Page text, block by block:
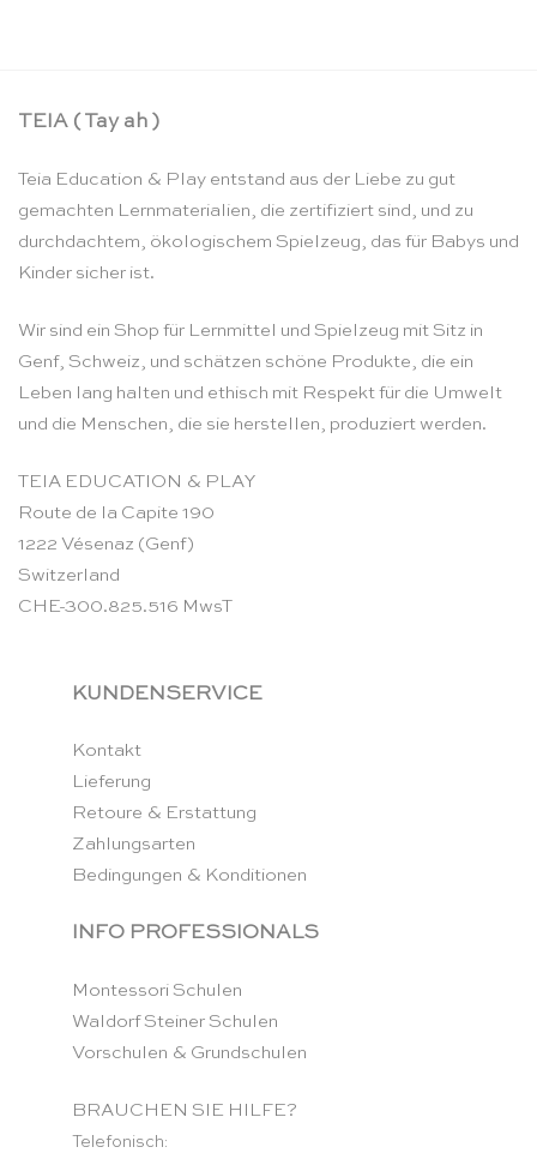
TEIA ( Tay ah )
Teia Education & Play entstand aus der Liebe zu gut
gemachten Lernmaterialien, die zertifiziert sind, und zu
durchdachtem, ökologischem Spielzeug, das für Babys und
Kinder sicher ist.
Wir sind ein Shop für Lernmittel und Spielzeug mit Sitz in
Genf, Schweiz, und schätzen schöne Produkte, die ein
Leben lang halten und ethisch mit Respekt für die Umwelt
und die Menschen, die sie herstellen, produziert werden.
TEIA EDUCATION & PLAY
Route de la Capite 190
1222 Vésenaz (Genf)
Switzerland
CHE-300.825.516 MwsT
KUNDENSERVICE
Kontakt
Lieferung
Retoure & Erstattung
Zahlungsarten
Bedingungen & Konditionen
INFO PROFESSIONALS
Montessori Schulen
Waldorf Steiner Schulen
Vorschulen & Grundschulen
BRAUCHEN SIE HILFE?
Telefonisch: